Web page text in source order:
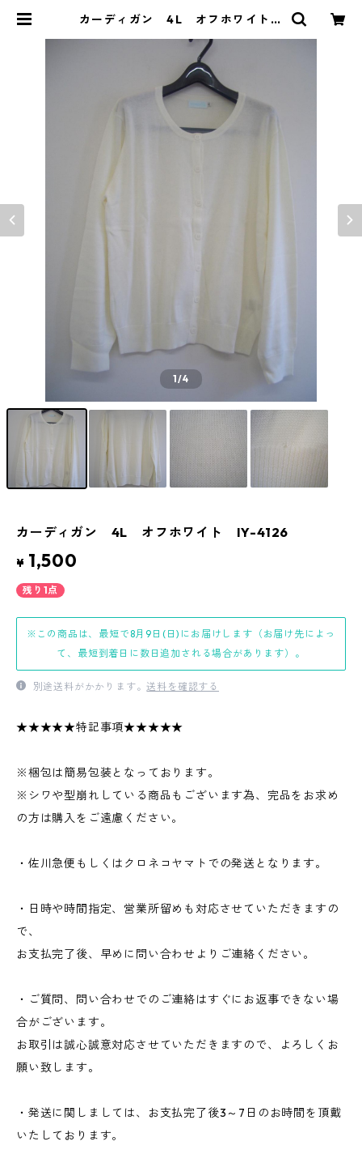
カーディガン 4L オフホワイト
1/4
カーディガン 4L オフホワイト IY-4126
¥ 1,500
残り1点
※この商品は、最短で8月9日(日)にお届けします（お届け先によっ
て、最短到着日に数日追加される場合があります）。
別途送料がかかります。送料を確認する
★★★★★特記事項★★★★★
※梱包は簡易包装となっております。
※シワや型崩れしている商品もございます為、完品をお求め
の方は購入をご遠慮ください。
・佐川急便もしくはクロネコヤマトでの発送となります。
・日時や時間指定、営業所留めも対応させていただきますの
で、
お支払完了後、早めに問い合わせよりご連絡ください。
・ご質問、問い合わせでのご連絡はすぐにお返事できない場
合がございます。
お取引は誠心誠意対応させていただきますので、よろしくお
願い致します。
・発送に関しましては、お支払完了後3～7日のお時間を頂戴
いたしております。